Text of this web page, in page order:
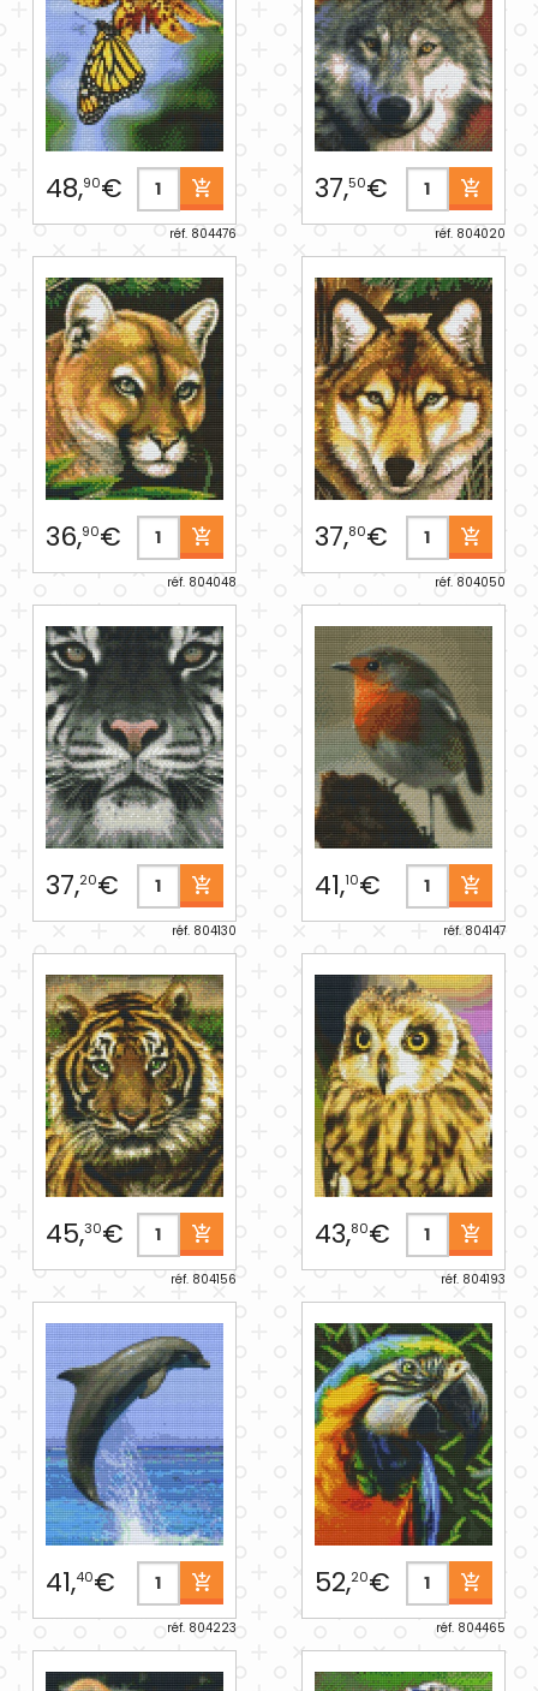
48,90€
réf. 804476
37,50€
réf. 804020
36,90€
réf. 804048
37,80€
réf. 804050
37,20€
réf. 804130
41,10€
réf. 804147
45,30€
réf. 804156
43,80€
réf. 804193
41,40€
réf. 804223
52,20€
réf. 804465